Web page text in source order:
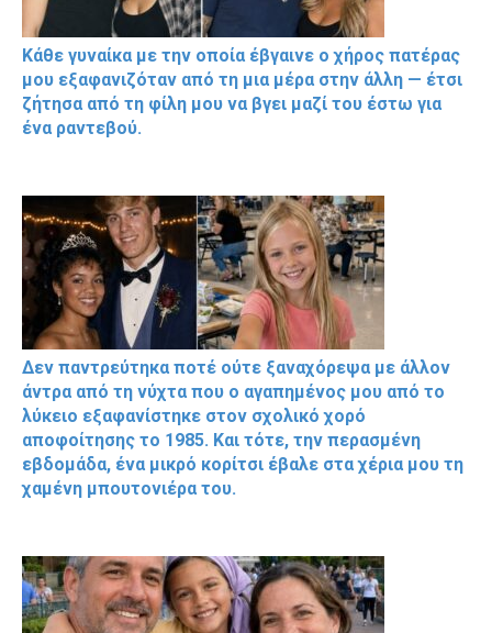
Κάθε γυναίκα με την οποία έβγαινε ο χήρος πατέρας
μου εξαφανιζόταν από τη μια μέρα στην άλλη — έτσι
ζήτησα από τη φίλη μου να βγει μαζί του έστω για
ένα ραντεβού.
Δεν παντρεύτηκα ποτέ ούτε ξαναχόρεψα με άλλον
άντρα από τη νύχτα που ο αγαπημένος μου από το
λύκειο εξαφανίστηκε στον σχολικό χορό
αποφοίτησης το 1985. Και τότε, την περασμένη
εβδομάδα, ένα μικρό κορίτσι έβαλε στα χέρια μου τη
χαμένη μπουτονιέρα του.